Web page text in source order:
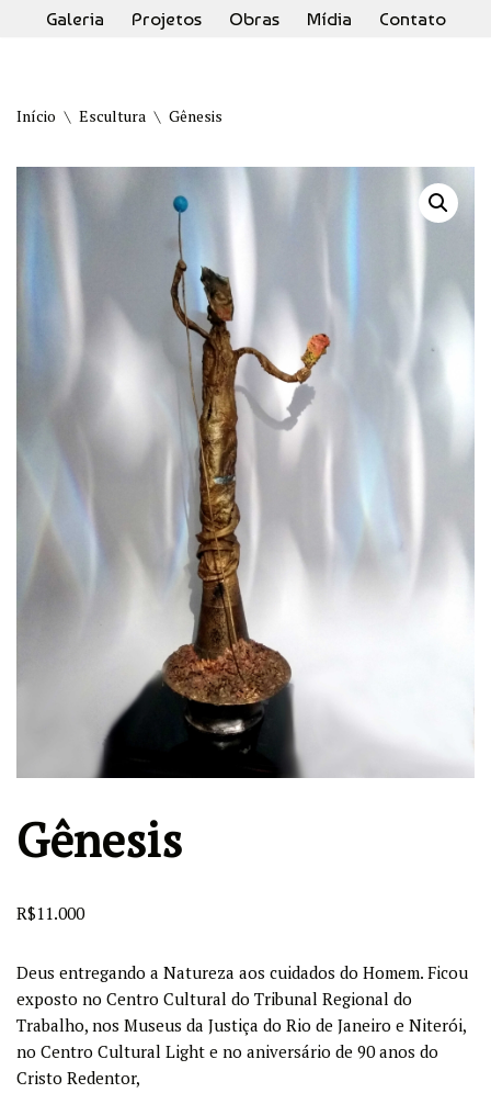
o
Galeria Projetos Obras Mídia Contato
Início \ Escultura \ Gênesis
Gênesis
R$11.000
Deus entregando a Natureza aos cuidados do Homem. Ficou
exposto no Centro Cultural do Tribunal Regional do
Trabalho, nos Museus da Justiça do Rio de Janeiro e Niterói,
no Centro Cultural Light e no aniversário de 90 anos do
Cristo Redentor,